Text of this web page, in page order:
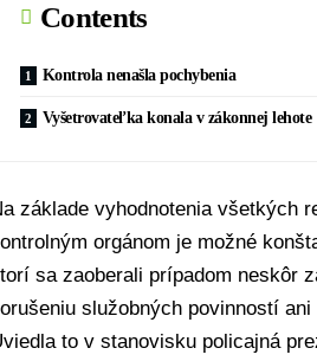
Contents
Kontrola nenašla pochybenia
Vyšetrovateľka konala v zákonnej lehote
základe vyhodnotenia všetkých
orgánom je možné
sa zaoberali prípadom neskôr
služobných povinností
to v stanovisku policajná